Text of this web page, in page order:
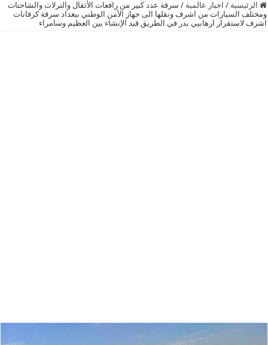
الرئيسية / اخبار عالمية / سرقة عدد كبير من رافعات الأثقال والترلات والشاحنات
ومختلف السيارات من اشرف ونقلها الى جهاز الأمن الوطني ببغداد سرقة كرفانات
اشرف لاستقرار ارهابيي بدر في الطريق قيد الإنشاء بين العظيم وسامراء